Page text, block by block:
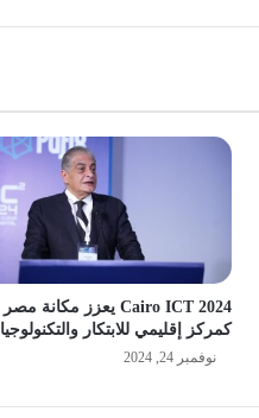
Cairo ICT 2024 يعزز مكانة مصر
كمركز إقليمي للابتكار والتكنولوجيا
نوفمبر 24, 2024